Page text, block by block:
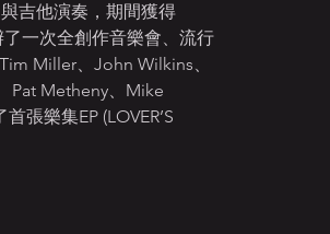
吉他演奏，期間獲得
一次全創作音樂會、流行
Miller、John Wilkins、
Pat Metheny、Mike
張樂集EP (LOVER’S